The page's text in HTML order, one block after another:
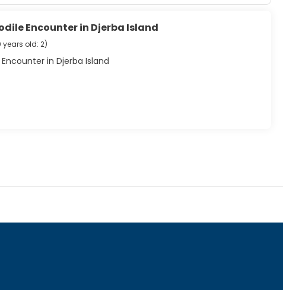
Encounter in Djerba Island
years old: 2)
in Djerba Island